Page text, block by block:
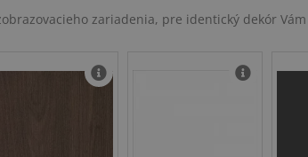
zariadenia, pre identický dekór